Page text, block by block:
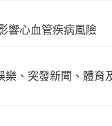
響心血管疾病風險
樂、突發新聞、體育